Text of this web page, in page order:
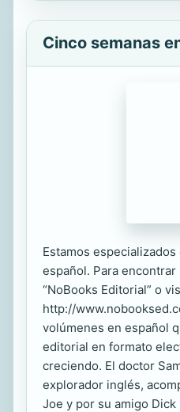
Cinco semanas
Estamos
español. Para
“NoBooks Editorial” o
http://
volúmenes en español
editorial en formato
creciendo. El doctor
explorador inglés,
Joe y por su amigo Dick